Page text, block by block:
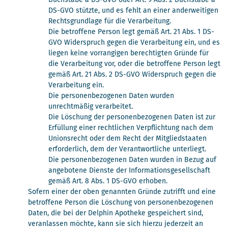
DS-GVO stützte, und es fehlt an einer anderweitigen
Rechtsgrundlage für die Verarbeitung.
Die betroffene Person legt gemäß Art. 21 Abs. 1 DS-
GVO Widerspruch gegen die Verarbeitung ein, und es
liegen keine vorrangigen berechtigten Gründe für
die Verarbeitung vor, oder die betroffene Person legt
gemäß Art. 21 Abs. 2 DS-GVO Widerspruch gegen die
Verarbeitung ein.
Die personenbezogenen Daten wurden
unrechtmäßig verarbeitet.
Die Löschung der personenbezogenen Daten ist zur
Erfüllung einer rechtlichen Verpflichtung nach dem
Unionsrecht oder dem Recht der Mitgliedstaaten
erforderlich, dem der Verantwortliche unterliegt.
Die personenbezogenen Daten wurden in Bezug auf
angebotene Dienste der Informationsgesellschaft
gemäß Art. 8 Abs. 1 DS-GVO erhoben.
Sofern einer der oben genannten Gründe zutrifft und eine
betroffene Person die Löschung von personenbezogenen
Daten, die bei der Delphin Apotheke gespeichert sind,
veranlassen möchte, kann sie sich hierzu jederzeit an